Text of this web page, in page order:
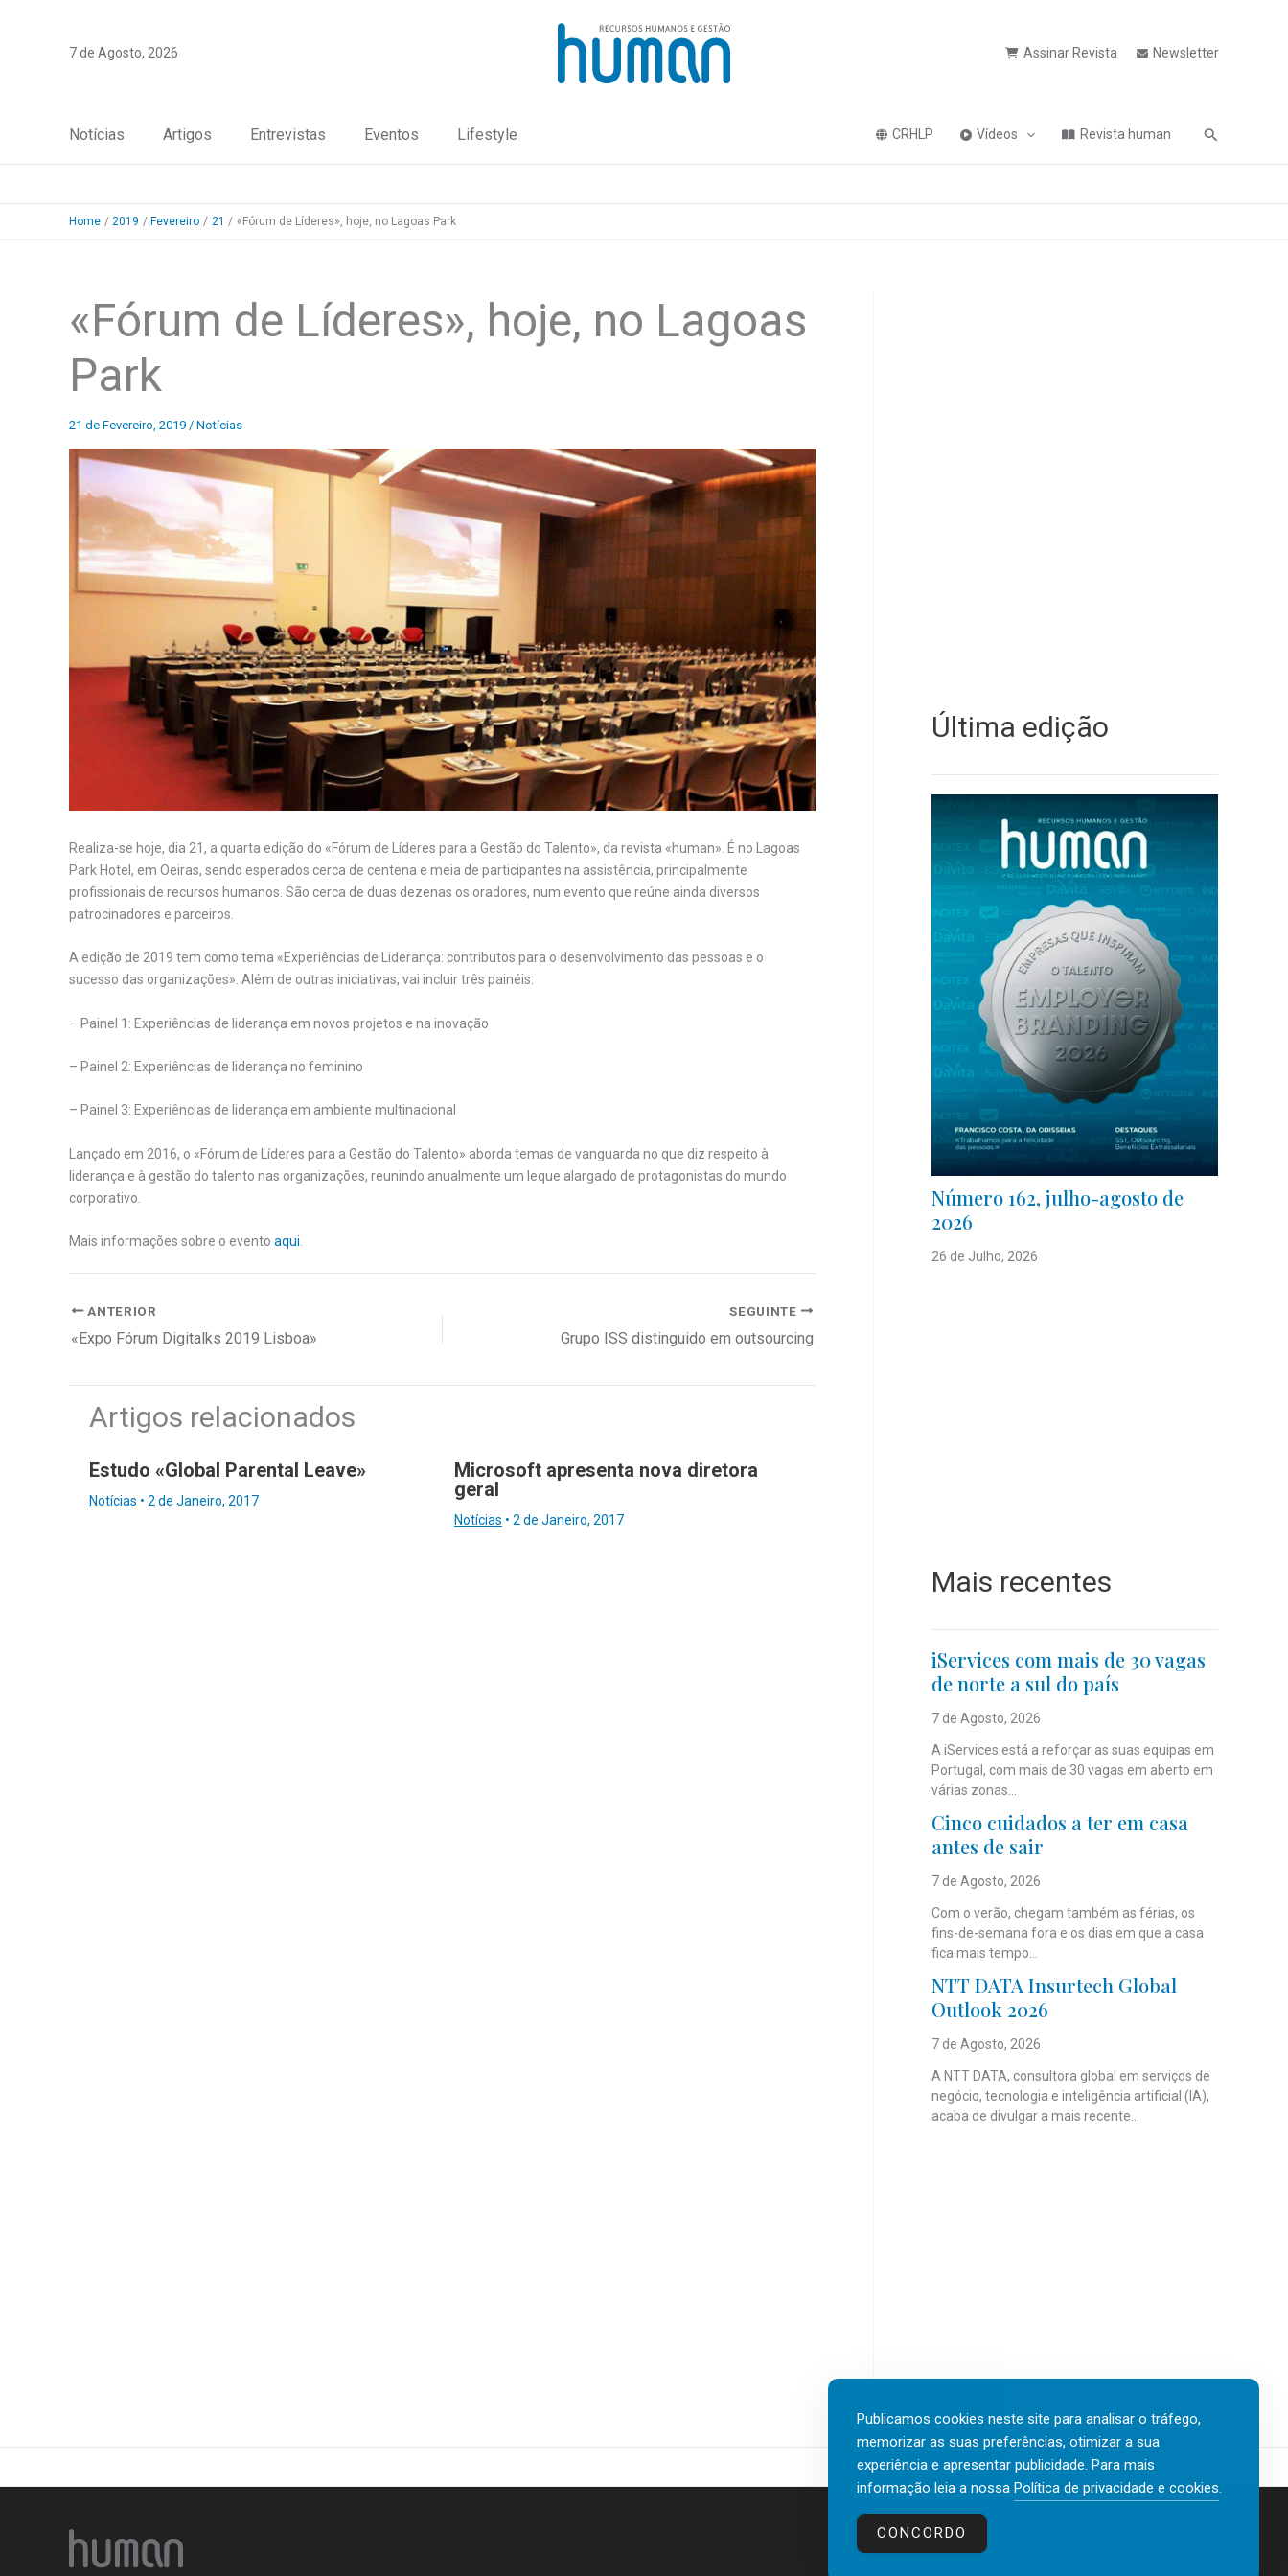
7 de Agosto, 2026 Assinar Revista Newsletter
Notícias Artigos Entrevistas Eventos Lifestyle CRHLP Vídeos Revista human Pesquisa
Home 2019 Fevereiro 21 «Fórum de Líderes», hoje, no Lagoas Park
«Fórum de Líderes», hoje, no Lagoas
Park
21 de Fevereiro, 2019 / Notícias
Realiza-se hoje, dia 21, a quarta edição do «Fórum de Líderes para a Gestão do Talento», da revista «human». É no Lagoas
Park Hotel, em Oeiras, sendo esperados cerca de centena e meia de participantes na assistência, principalmente
profissionais de recursos humanos. São cerca de duas dezenas os oradores, num evento que reúne ainda diversos
patrocinadores e parceiros.
A edição de 2019 tem como tema «Experiências de Liderança: contributos para o desenvolvimento das pessoas e o
sucesso das organizações». Além de outras iniciativas, vai incluir três painéis:
– Painel 1: Experiências de liderança em novos projetos e na inovação
– Painel 2: Experiências de liderança no feminino
– Painel 3: Experiências de liderança em ambiente multinacional
Lançado em 2016, o «Fórum de Líderes para a Gestão do Talento» aborda temas de vanguarda no que diz respeito à
liderança e à gestão do talento nas organizações, reunindo anualmente um leque alargado de protagonistas do mundo
corporativo.
Mais informações sobre o evento aqui
ANTERIOR
«Expo Fórum Digitalks 2019 Lisboa»
SEGUINTE
Grupo ISS distinguido em outsourcing
Artigos relacionados
Estudo «Global Parental Leave»
Notícias • 2 de Janeiro, 2017
Microsoft apresenta nova diretora
geral
Notícias • 2 de Janeiro, 2017
Última edição
Número 162, julho-agosto de
2026
26 de Julho, 2026
Mais recentes
iServices com mais de 30 vagas
de norte a sul do país
7 de Agosto, 2026
A iServices está a reforçar as suas equipas em
Portugal, com mais de 30 vagas em aberto em
várias zonas...
Cinco cuidados a ter em casa
antes de sair
7 de Agosto, 2026
Com o verão, chegam também as férias, os
fins-de-semana fora e os dias em que a casa
fica mais tempo...
NTT DATA Insurtech Global
Outlook 2026
7 de Agosto, 2026
A NTT DATA, consultora global em serviços de
negócio, tecnologia e inteligência artificial (IA),
acaba de divulgar a mais recente...
Contactos
Publicamos cookies neste site para analisar o tráfego,
memorizar as suas preferências, otimizar a sua
experiência e apresentar publicidade. Para mais
informação leia a nossa Política de privacidade e cookies.
CONCORDO